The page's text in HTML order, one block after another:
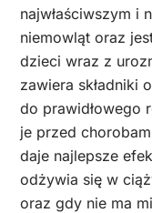
najwłaściwszym i
niemowląt oraz
dzieci wraz z
zawiera składniki
do prawidłowego
je przed
daje najlepsze
odżywia się w
oraz gdy nie ma